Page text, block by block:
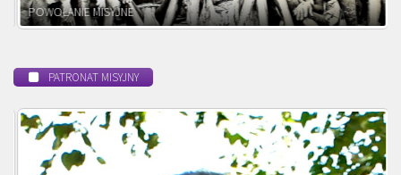
POWOŁANIE MISYJNE
PATRONAT MISYJNY